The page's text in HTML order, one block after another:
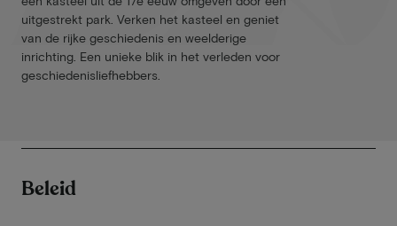
uitgestrekt park. Verken het kasteel en geniet
van de rijke geschiedenis en weelderige
inrichting. Een unieke blik in het verleden voor
geschiedenisliefhebbers​.
Beleid